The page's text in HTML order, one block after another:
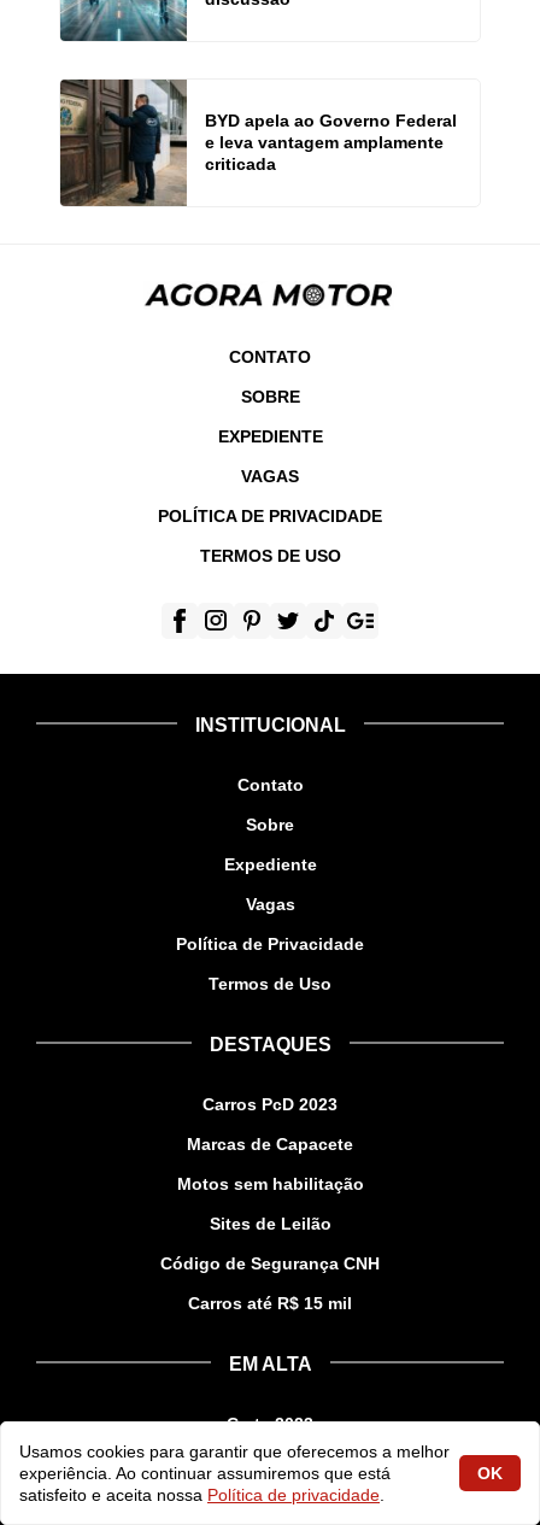
BYD apela ao Governo Federal
e leva vantagem amplamente
criticada
CONTATO
SOBRE
EXPEDIENTE
VAGAS
POLÍTICA DE PRIVACIDADE
TERMOS DE USO
INSTITUCIONAL
Contato
Sobre
Expediente
Vagas
Política de Privacidade
Termos de Uso
DESTAQUES
Carros PcD 2023
Marcas de Capacete
Motos sem habilitação
Sites de Leilão
Código de Segurança CNH
Carros até R$ 15 mil
EM ALTA
Creta 2023
Kombi 2023
Montana 2023
Usamos cookies para garantir que oferecemos a melhor
experiência. Ao continuar assumiremos que está
satisfeito e aceita nossa Política de privacidade
OK